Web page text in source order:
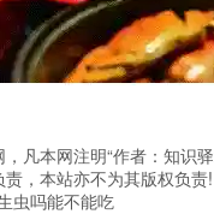
凡本网注明“作者：知识
，本站亦不为其版权负
虫吗能不能吃